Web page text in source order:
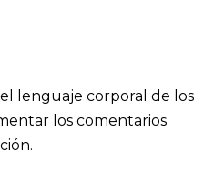
lenguaje corporal de los
los comentarios